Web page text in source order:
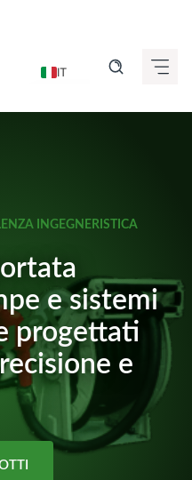
IT
GU
HI
KN
MR
TA
TE
BN
INGEGNERISTICA
e sistemi
progettati
e